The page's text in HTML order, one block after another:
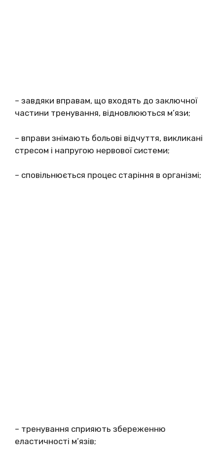
– завдяки вправам, що входять до заключної
частини тренування, відновлюються м’язи;
– вправи знімають больові відчуття, викликані
стресом і напругою нервової системи;
– сповільнюється процес старіння в організмі;
– тренування сприяють збереженню
еластичності м’язів;